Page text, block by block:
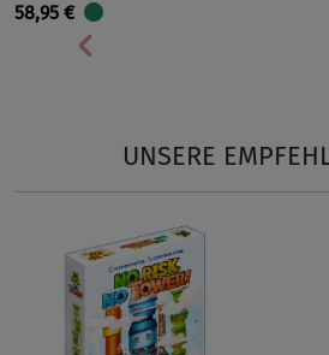
58,95 €
Vorherige
UNSERE